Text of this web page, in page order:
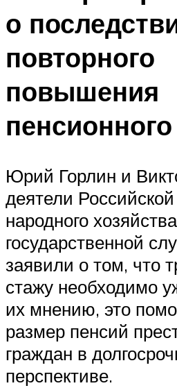
о
повторного
повышения
Юрий Горлин и
деятели
народного
государственной
заявили о том, что
стажу необходимо
их мнению, это
размер пенсий
граждан в
перспективе.